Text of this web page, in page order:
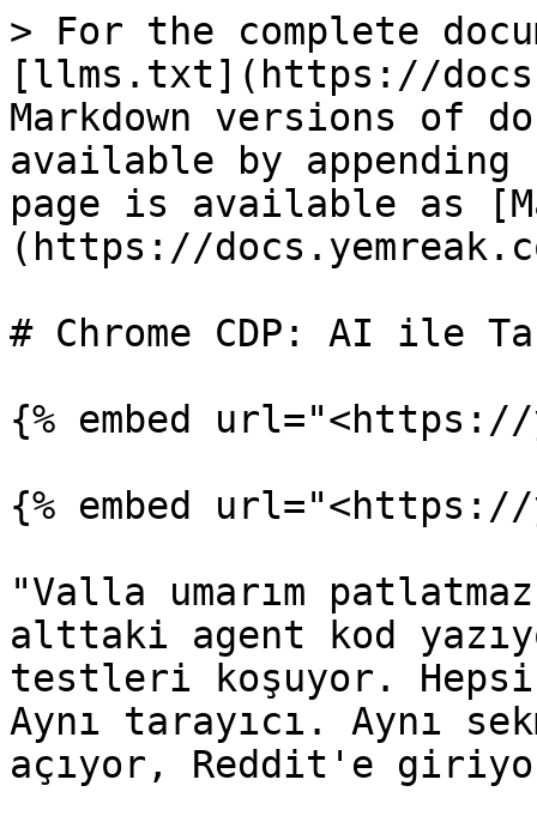
> For the complete
[llms.txt](https://
Markdown versions of
available by
page is available as
(https://
# Chrome CDP: AI ile
{% embed url="<https://
{% embed
"Valla umarım
alttaki agent kod
testleri koşuyor. Hepsi
Aynı tarayıcı. Aynı
açıyor, Reddit'e